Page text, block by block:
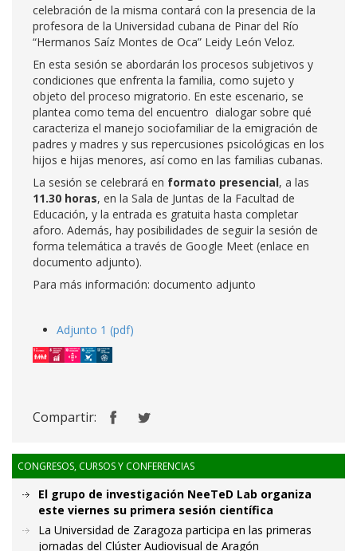
celebración de la misma contará con la presencia de la
profesora de la Universidad cubana de Pinar del Río
“Hermanos Saíz Montes de Oca” Leidy León Veloz.
En esta sesión se abordarán los procesos subjetivos y
condiciones que enfrenta la familia, como sujeto y
objeto del proceso migratorio. En este escenario, se
plantea como tema del encuentro dialogar sobre qué
caracteriza el manejo sociofamiliar de la emigración de
padres y madres y sus repercusiones psicológicas en los
hijos e hijas menores, así como en las familias cubanas.
La sesión se celebrará en formato presencial, a las
11.30 horas, en la Sala de Juntas de la Facultad de
Educación, y la entrada es gratuita hasta completar
aforo. Además, hay posibilidades de seguir la sesión de
forma telemática a través de Google Meet (enlace en
documento adjunto).
Para más información: documento adjunto
Adjunto 1 (pdf)
Compartir:
CONGRESOS, CURSOS Y CONFERENCIAS
El grupo de investigación NeeTeD Lab organiza
este viernes su primera sesión científica
La Universidad de Zaragoza participa en las primeras
jornadas del Clúster Audiovisual de Aragón